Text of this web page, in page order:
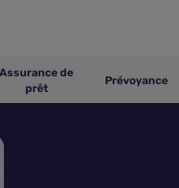
Assurance de
prêt
Prévoyance